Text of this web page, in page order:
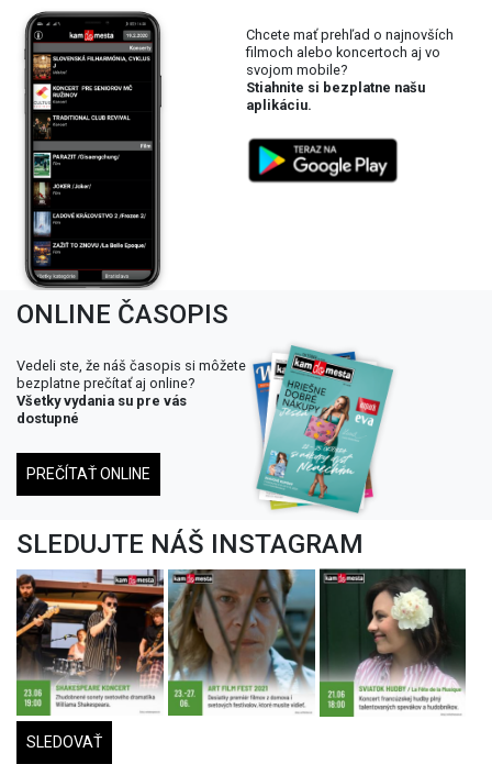
Chcete mať prehľad o najnovších
filmoch alebo koncertoch aj vo
svojom mobile?
Stiahnite si bezplatne našu
aplikáciu.
ONLINE ČASOPIS
Vedeli ste, že náš časopis si môžete
bezplatne prečítať aj online?
Všetky vydania su pre vás
dostupné
PREČÍTAŤ ONLINE
SLEDUJTE NÁŠ INSTAGRAM
SLEDOVAŤ